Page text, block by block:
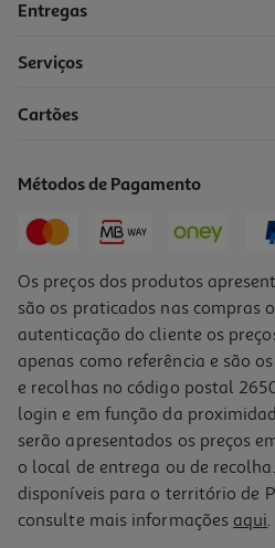
Tinteiro Canon Cor Cl-561
Entregas
Serviços
Cartões
Métodos de Pagamento
Os preços dos produtos
são os praticados nas compras
autenticação do cliente os
apenas como referência e são
e recolhas no código postal
login e em função da
serão apresentados os preços
o local de entrega ou de
disponíveis para o território de
consulte mais informações aqui.